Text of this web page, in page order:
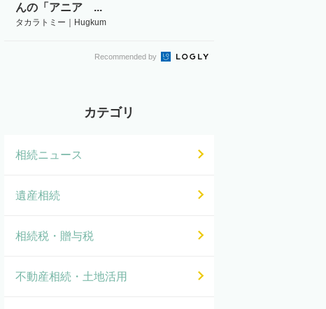
んの「アニア ...
タカラトミー｜Hugkum
Recommended by
カテゴリ
相続ニュース
遺産相続
相続税・贈与税
不動産相続・土地活用